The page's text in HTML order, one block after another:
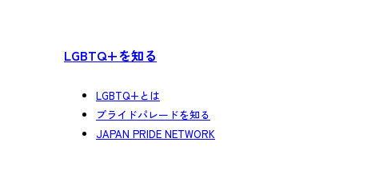
LGBTQ+を知る
LGBTQ+とは
プライドパレードを知る
JAPAN PRIDE NETWORK